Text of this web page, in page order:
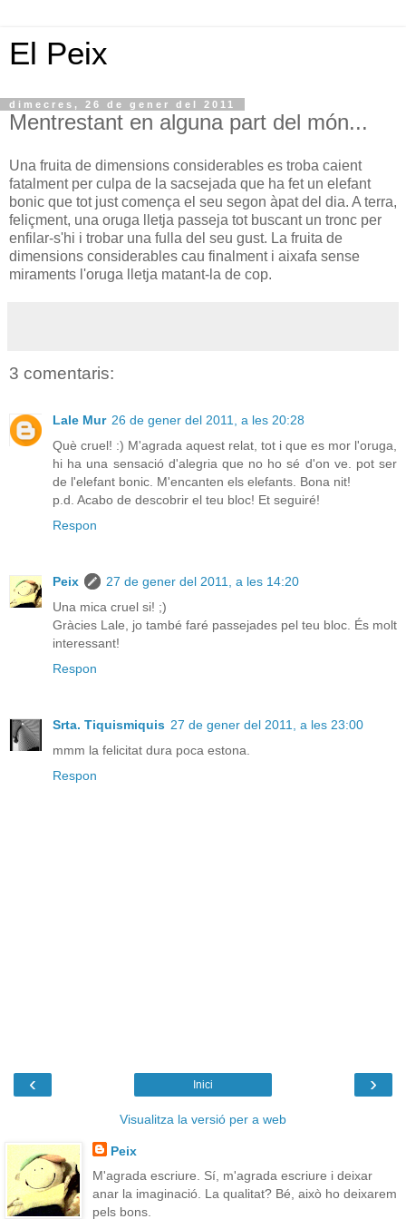
El Peix
dimecres, 26 de gener del 2011
Mentrestant en alguna part del món...
Una fruita de dimensions considerables es troba caient
fatalment per culpa de la sacsejada que ha fet un elefant
bonic que tot just comença el seu segon àpat del dia. A terra,
feliçment, una oruga lletja passeja tot buscant un tronc per
enfilar-s'hi i trobar una fulla del seu gust. La fruita de
dimensions considerables cau finalment i aixafa sense
miraments l'oruga lletja matant-la de cop.
3 comentaris:
Lale Mur 26 de gener del 2011, a les 20:28
Què cruel! :) M'agrada aquest relat, tot i que es mor l'oruga,
hi ha una sensació d'alegria que no ho sé d'on ve. pot ser
de l'elefant bonic. M'encanten els elefants. Bona nit!
p.d. Acabo de descobrir el teu bloc! Et seguiré!
Respon
Peix
27 de gener del 2011, a les 14:20
Una mica cruel si! ;)
Gràcies Lale, jo també faré passejades pel teu bloc. És molt
interessant!
Respon
Srta. Tiquismiquis 27 de gener del 2011, a les 23:00
mmm la felicitat dura poca estona.
Respon
‹ ›
Inici
Visualitza la versió per a web
Peix
M'agrada escriure. Sí, m'agrada escriure i deixar
anar la imaginació. La qualitat? Bé, això ho deixarem
pels bons.